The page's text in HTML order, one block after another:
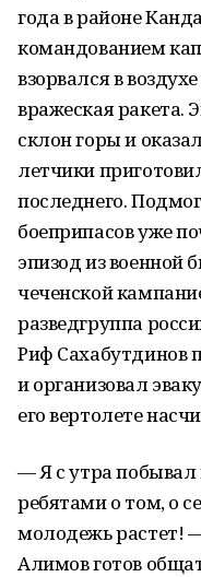
года в районе
командованием
взорвался в
вражеская ракета.
склон горы и
летчики
последнего.
боеприпасов уже
эпизод из военной
чеченской
разведгруппа
Риф Сахабутдинов
и организовал
его вертолете
— Я с утра побывал
ребятами о том, о
молодежь растет!
Алимов готов